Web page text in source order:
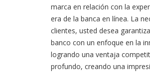
marca en relación con la
era de la banca en línea. La
clientes, usted desea
banco con un enfoque en la
logrando una ventaja
profundo, creando una